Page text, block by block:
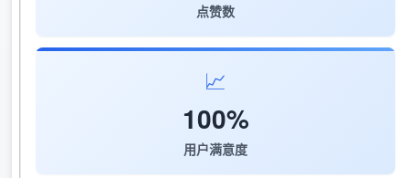
点赞数
📈
100%
用户满意度